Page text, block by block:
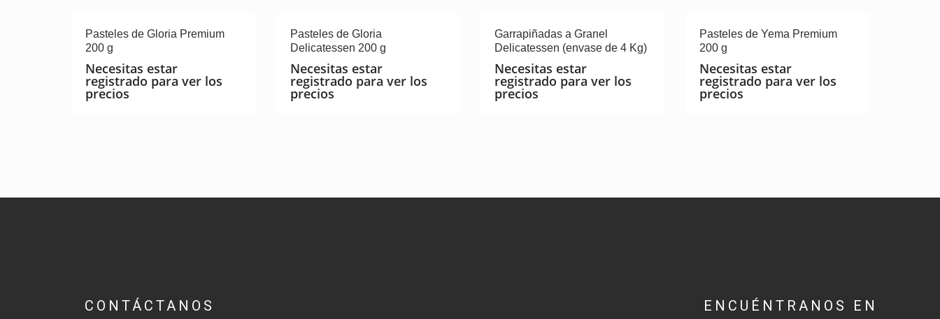
Pasteles de Gloria Premium
200 g
Necesitas estar
registrado para ver los
precios
Pasteles de Gloria
Delicatessen 200 g
Necesitas estar
registrado para ver los
precios
Garrapiñadas a Granel
Delicatessen (envase de 4 Kg)
Necesitas estar
registrado para ver los
precios
Pasteles de Yema Premium
200 g
Necesitas estar
registrado para ver los
precios
CONTÁCTANOS ENCUÉNTRANOS EN